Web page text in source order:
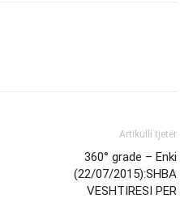
Artikulli tjetër
360° grade – Enki
(22/07/2015):SHBA
VESHTIRESI PER